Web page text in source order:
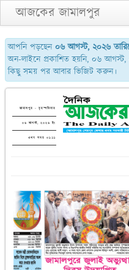
আজকের জামালপুর
প্রথম পাতা
২য় পাতা
৩য় পাতা
শেষের পাতা
আমাদের সম্পর্কে
পুরাতন সংখ্যা
আপনি পড়ছেন০৬ আগস্ট, ২০২৬
অন-লাইনে প্রকাশিত হয়নি, ০৬
কিছু সময় পর আবার ভিজিট করুন।
জামালপুর - বৃহস্পতিবার
০৬ আগস্ট, ২০২৬ ইং
এখন সময় ০১:১১